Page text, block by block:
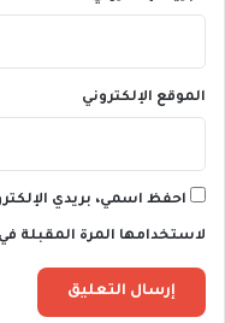
الموقع الإلكتروني
احفظ اسمي، بريدي
لاستخدامها المرة المقبلة